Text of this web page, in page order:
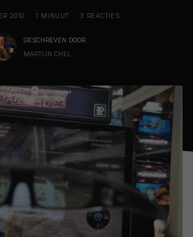
2010 1 MINUUT 3 REACTIES
GESCHREVEN DOOR
MARTIJN CHEL